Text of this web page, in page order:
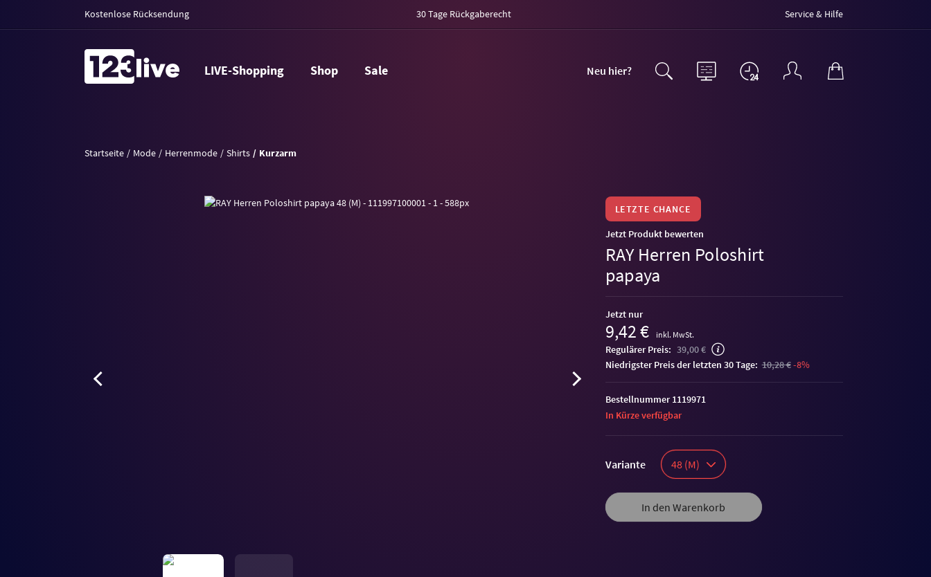
Kostenlose Rücksendung 30 Tage Rückgaberecht Service & Hilfe
LIVE-Shopping Shop Sale Neu hier?
Startseite Mode Herrenmode Shirts Kurzarm
90%
LETZTE CHANCE
Jetzt Produkt bewerten
RAY Herren Poloshirt
papaya
Jetzt nur
9,42 € inkl. MwSt.
Regulärer Preis: 39,00 €
niedrigster Preis der letzten 30 Tage: 10,28 €-8%
Variante 48 (M)
In den Warenkorb
Bestellnummer 1119971
In Kürze verfügbar